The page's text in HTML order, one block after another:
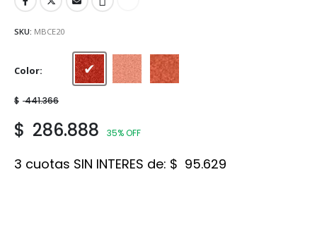
SKU: MBCE20
Color Cerámico Incoloro Natural
$ 441.366
$ 286.888 35% OFF
3 cuotas SIN INTERES de: $ 95.629